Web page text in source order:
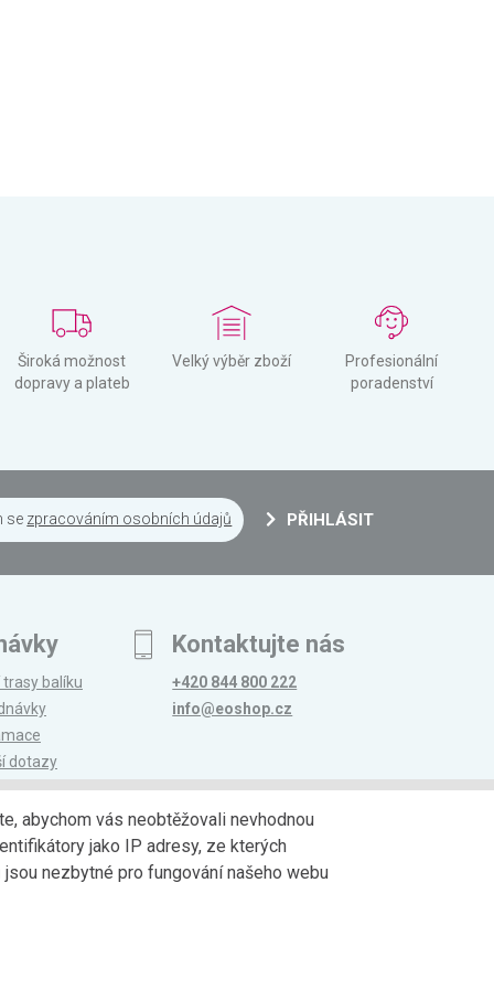
Široká možnost
dopravy a plateb
Velký výběr zboží
Profesionální
poradenství
se zpracováním osobních údajů PŘIHLÁSIT
balíku
dotazy
Kontaktujte nás
+420 844 800 222
info@eoshop.cz
Partneři
abychom vás neobtěžovali nevhodnou
jako IP adresy, ze kterých
nezbytné pro fungování našeho webu